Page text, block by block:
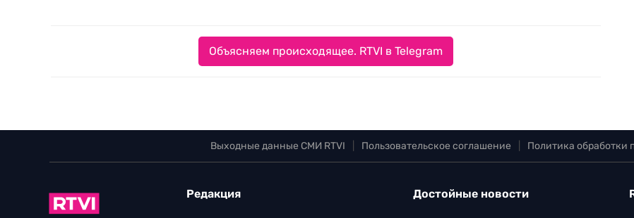
Объясняем происходящее. RTVI в Telegram
Выходные данные СМИ RTVI Пользовательское соглашение Политика обработки
Редакция Достойные новости